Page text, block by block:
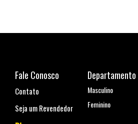
Fale Conosco
Contato
Seja um Revendedor
Departamento
Masculino
Feminino